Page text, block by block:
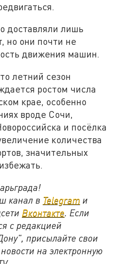
доставляли лишь
но они почти не
движения машин.
летний сезон
ростом числа
крае, особенно
вроде Сочи,
и посёлка
количества
значительных
канал в Telegram и
Вконтакте. Если
с редакцией
присылайте свои
на электронную